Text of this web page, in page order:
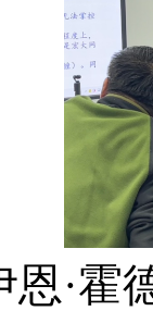
恩·霍